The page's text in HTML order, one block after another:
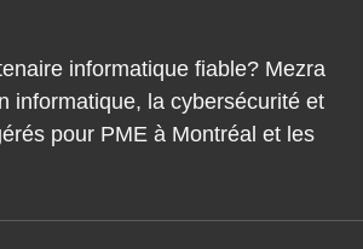
informatique fiable? Mezra
informatique, la cybersécurité et
pour PME à Montréal et les